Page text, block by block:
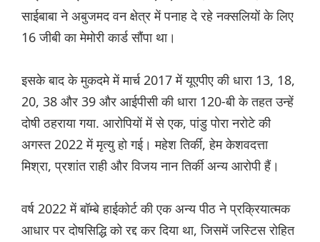
साईबाबा ने अबुजमद वन क्षेत्र में पनाह दे रहे नक्सलियों के लिए
16 जीबी का मेमोरी कार्ड सौंपा था।
इसके बाद के मुकदमे में मार्च 2017 में यूएपीए की धारा 13, 18,
20, 38 और 39 और आईपीसी की धारा 120-बी के तहत उन्हें
दोषी ठहराया गया. आरोपियों में से एक, पांडु पोरा नरोटे की
अगस्त 2022 में मृत्यु हो गई। महेश तिर्की, हेम केशवदत्ता
मिश्रा, प्रशांत राही और विजय नान तिर्की अन्य आरोपी हैं।
वर्ष 2022 में बॉम्बे हाईकोर्ट की एक अन्य पीठ ने प्रक्रियात्मक
आधार पर दोषसिद्धि को रद्द कर दिया था, जिसमें जस्टिस रोहित